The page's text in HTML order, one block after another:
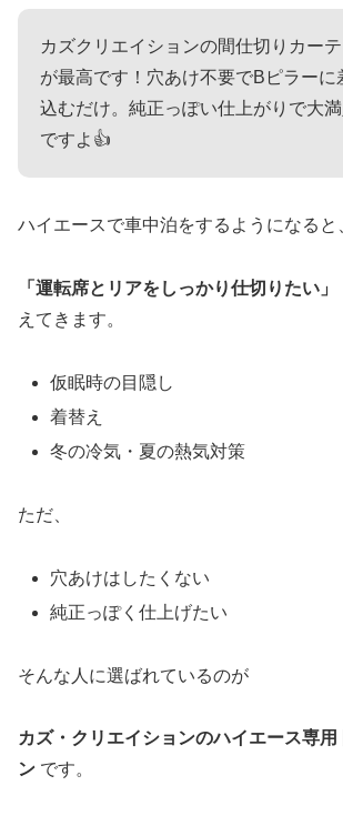
カズクリエイションの間仕切りカー
が最高です！穴あけ不要でBピラーに
込むだけ。純正っぽい仕上がりで大満
ですよ👍
ハイエースで車中泊をするようになると
「運転席とリアをしっかり仕切りたい」
えてきます。
仮眠時の目隠し
着替え
冬の冷気・夏の熱気対策
ただ、
穴あけはしたくない
純正っぽく仕上げたい
そんな人に選ばれているのが
カズ・クリエイションのハイエース専
ン です。